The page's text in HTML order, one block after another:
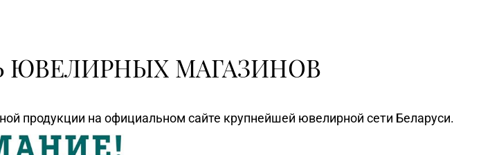
ЮВЕЛИРНЫХ МАГАЗИНОВ
продукции на официальном сайте крупнейшей ювелирной сети Беларуси.